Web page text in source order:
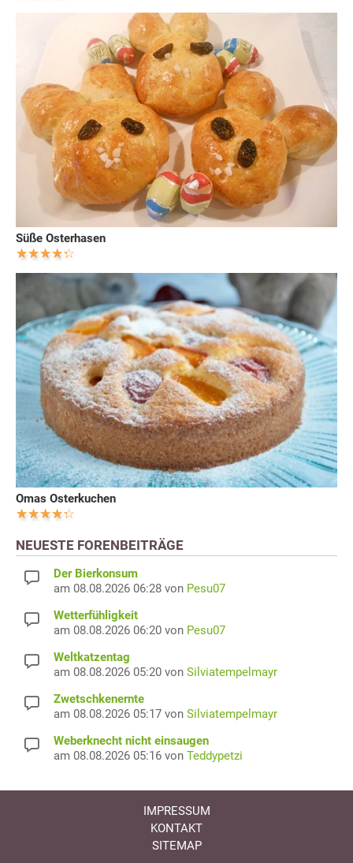
Süße Osterhasen
Omas Osterkuchen
NEUESTE FORENBEITRÄGE
Der Bierkonsum
am 08.08.2026 06:28 von Pesu07
Wetterfühligkeit
am 08.08.2026 06:20 von Pesu07
Weltkatzentag
am 08.08.2026 05:20 von Silviatempelmayr
Zwetschkenernte
am 08.08.2026 05:17 von Silviatempelmayr
Weberknecht nicht einsaugen
am 08.08.2026 05:16 von Teddypetzi
IMPRESSUM
KONTAKT
SITEMAP